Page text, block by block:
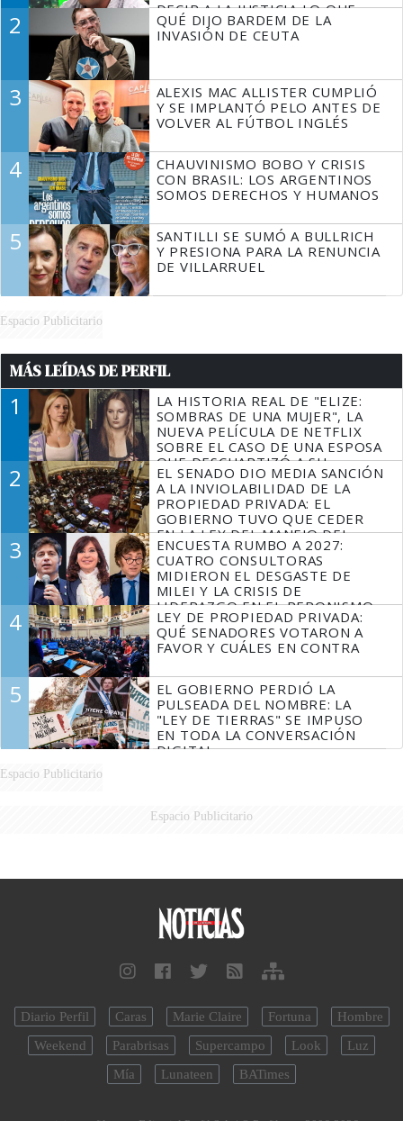
DECIR A LA JUSTICIA LO QUE
TIENE QUE HACER"
2
QUÉ DIJO BARDEM DE LA
INVASIÓN DE CEUTA
3
ALEXIS MAC ALLISTER CUMPLIÓ
Y SE IMPLANTÓ PELO ANTES DE
VOLVER AL FÚTBOL INGLÉS
4
CHAUVINISMO BOBO Y CRISIS
CON BRASIL: LOS ARGENTINOS
SOMOS DERECHOS Y HUMANOS
5
SANTILLI SE SUMÓ A BULLRICH
Y PRESIONA PARA LA RENUNCIA
DE VILLARRUEL
Espacio Publicitario
MÁS LEÍDAS DE PERFIL
1
LA HISTORIA REAL DE "ELIZE:
SOMBRAS DE UNA MUJER", LA
NUEVA PELÍCULA DE NETFLIX
SOBRE EL CASO DE UNA ESPOSA
QUE DESCUARTIZÓ A SU
MARIDO
2
EL SENADO DIO MEDIA SANCIÓN
A LA INVIOLABILIDAD DE LA
PROPIEDAD PRIVADA: EL
GOBIERNO TUVO QUE CEDER
EN LA LEY DEL MANEJO DEL
FUEGO
3
ENCUESTA RUMBO A 2027:
CUATRO CONSULTORAS
MIDIERON EL DESGASTE DE
MILEI Y LA CRISIS DE
LIDERAZGO EN EL PERONISMO
4
LEY DE PROPIEDAD PRIVADA:
QUÉ SENADORES VOTARON A
FAVOR Y CUÁLES EN CONTRA
5
EL GOBIERNO PERDIÓ LA
PULSEADA DEL NOMBRE: LA
"LEY DE TIERRAS" SE IMPUSO
EN TODA LA CONVERSACIÓN
DIGITAL
Espacio Publicitario
Espacio Publicitario
Diario Perfil Caras Marie Claire Fortuna
Hombre
Weekend
Parabrisas Supercampo Look
Luz
Mía
Lunateen BATimes